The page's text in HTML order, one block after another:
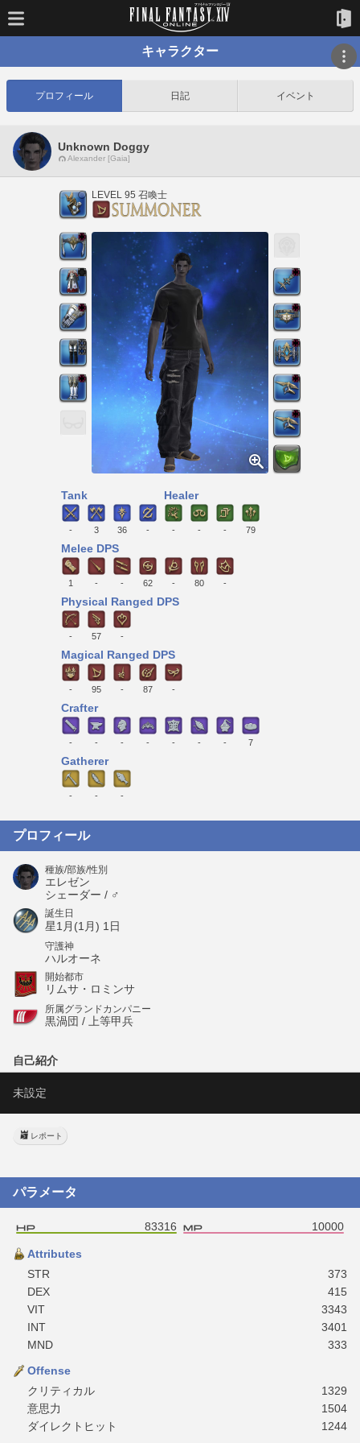
キャラクター
プロフィール 日記 イベント
Unknown Doggy
Alexander [Gaia]
LEVEL 95 召喚士
Tank
- 3 36 -
Healer
- - - 79
Melee DPS
1 - - 62 - 80 -
Physical Ranged DPS
- 57 -
Magical Ranged DPS
- 95 - 87 -
Crafter
- - - - - - - 7
Gatherer
- - -
プロフィール
種族/部族/性別
エレゼン
シェーダー / ♂
誕生日
星1月(1月) 1日
守護神
ハルオーネ
開始都市
リムサ・ロミンサ
所属グランドカンパニー
黒渦団 / 上等甲兵
自己紹介
未設定
レポート
パラメータ
83316 10000
Attributes
STR
373
DEX
415
VIT
3343
INT
3401
MND
333
Offense
クリティカル
1329
意思力
1504
ダイレクトヒット
1244